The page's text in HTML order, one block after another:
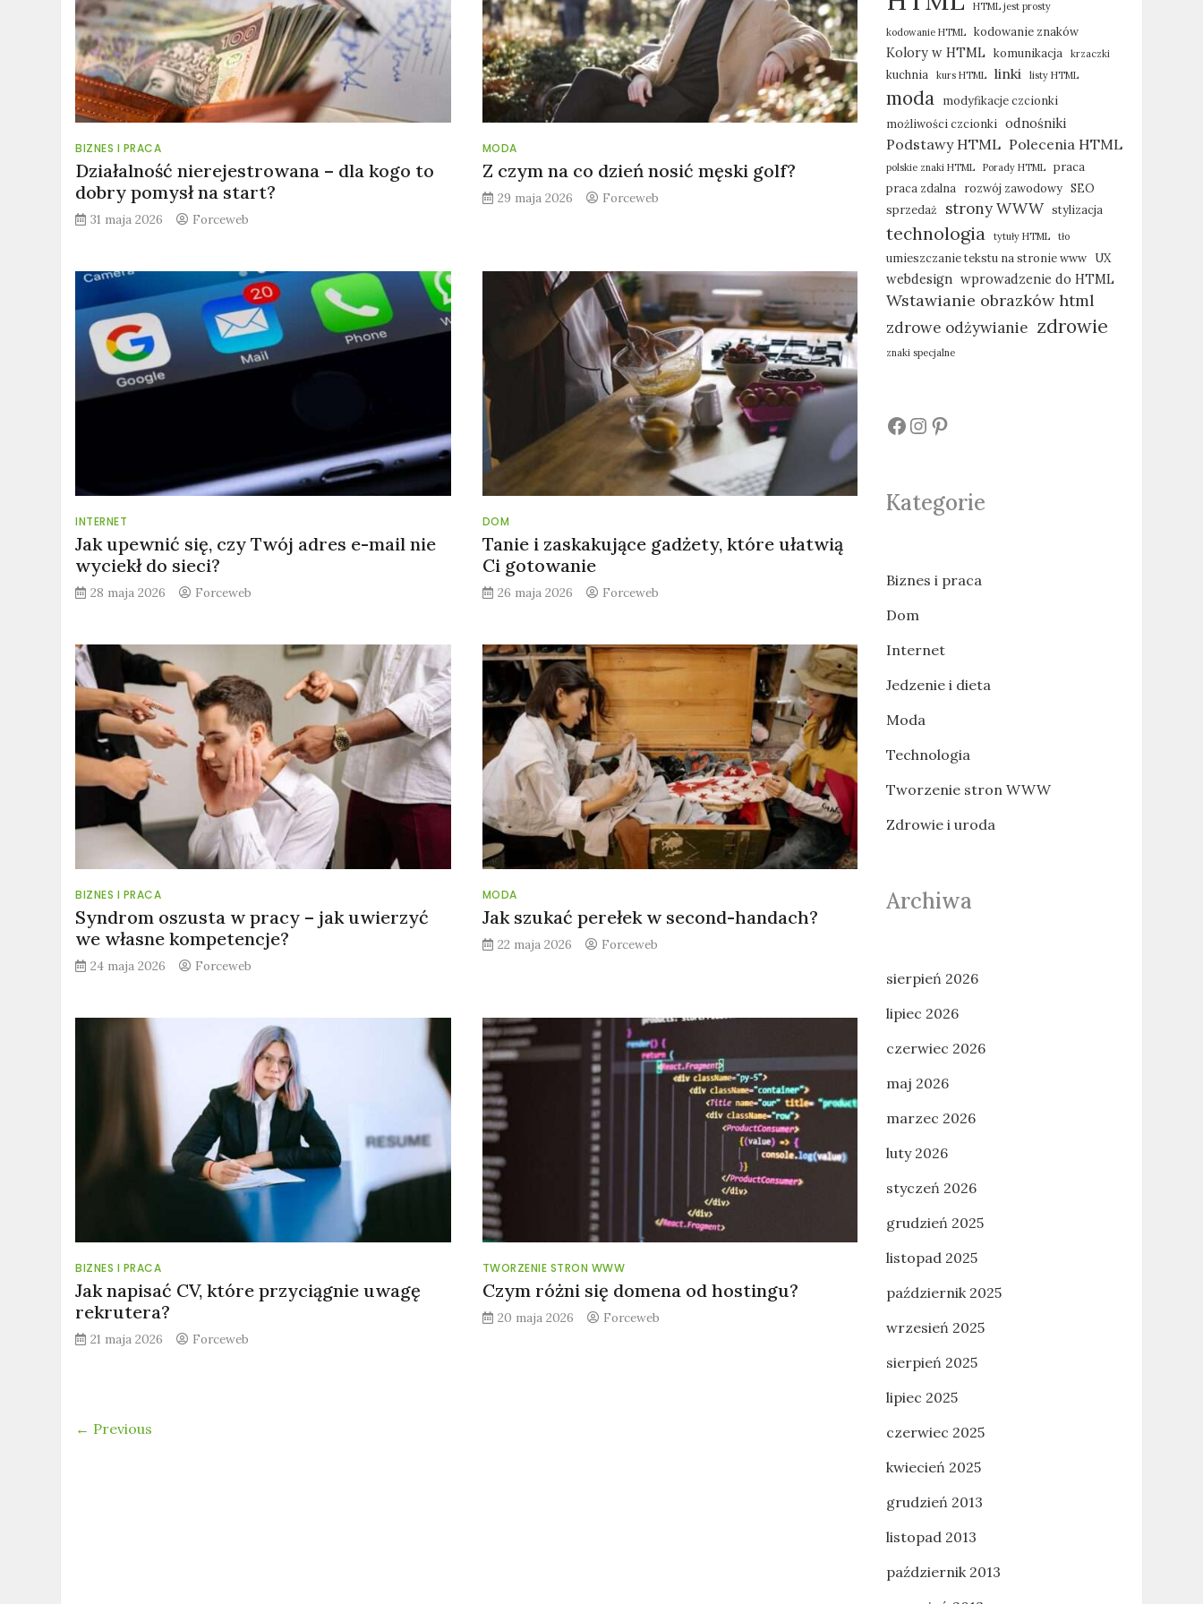
BIZNES I PRACA
Działalność nierejestrowana – dla kogo to
dobry pomysł na start?
31 maja 2026 Forceweb
MODA
Z czym na co dzień nosić męski golf?
29 maja 2026 Forceweb
INTERNET
Jak upewnić się, czy Twój adres e-mail nie
wyciekł do sieci?
28 maja 2026 Forceweb
DOM
Tanie i zaskakujące gadżety, które ułatwią
Ci gotowanie
26 maja 2026 Forceweb
BIZNES I PRACA
Syndrom oszusta w pracy – jak uwierzyć
we własne kompetencje?
24 maja 2026 Forceweb
MODA
Jak szukać perełek w second-handach?
22 maja 2026 Forceweb
BIZNES I PRACA
Jak napisać CV, które przyciągnie uwagę
rekrutera?
21 maja 2026 Forceweb
TWORZENIE STRON WWW
Czym różni się domena od hostingu?
20 maja 2026 Forceweb
← Previous
HTML jest prosty
kodowanie HTML kodowanie znaków
Kolory w HTML komunikacja krzaczki
kuchnia kurs HTML linki listy HTML
moda
modyfikacje czcionki
możliwości czcionki
odnośniki
Podstawy HTML Polecenia HTML
polskie znaki HTML Porady HTML
praca
praca zdalna
rozwój zawodowy SEO
sprzedaż
strony WWW stylizacja
technologia tytuły HTML tło
umieszczanie tekstu na stronie www UX
webdesign wprowadzenie do HTML
Wstawianie obrazków html
zdrowe odżywianie zdrowie
znaki specjalne
# # #
Kategorie
Biznes i praca
Dom
Internet
Jedzenie i dieta
Moda
Technologia
Tworzenie stron WWW
Zdrowie i uroda
Archiwa
sierpień 2026
lipiec 2026
czerwiec 2026
maj 2026
marzec 2026
luty 2026
styczeń 2026
grudzień 2025
listopad 2025
październik 2025
wrzesień 2025
sierpień 2025
lipiec 2025
czerwiec 2025
kwiecień 2025
grudzień 2013
listopad 2013
październik 2013